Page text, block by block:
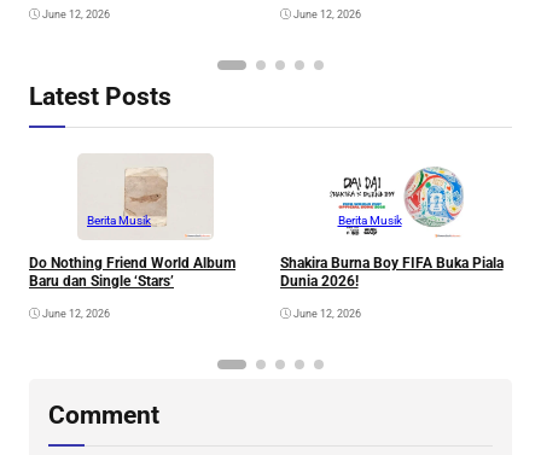
June 12, 2026 June 12, 2026
Latest Posts
Berita Musik
Do Nothing Friend World Album
Baru dan Single ‘Stars’
June 12, 2026
Berita Musik
Shakira Burna Boy FIFA Buka Piala
Dunia 2026!
June 12, 2026
Comment